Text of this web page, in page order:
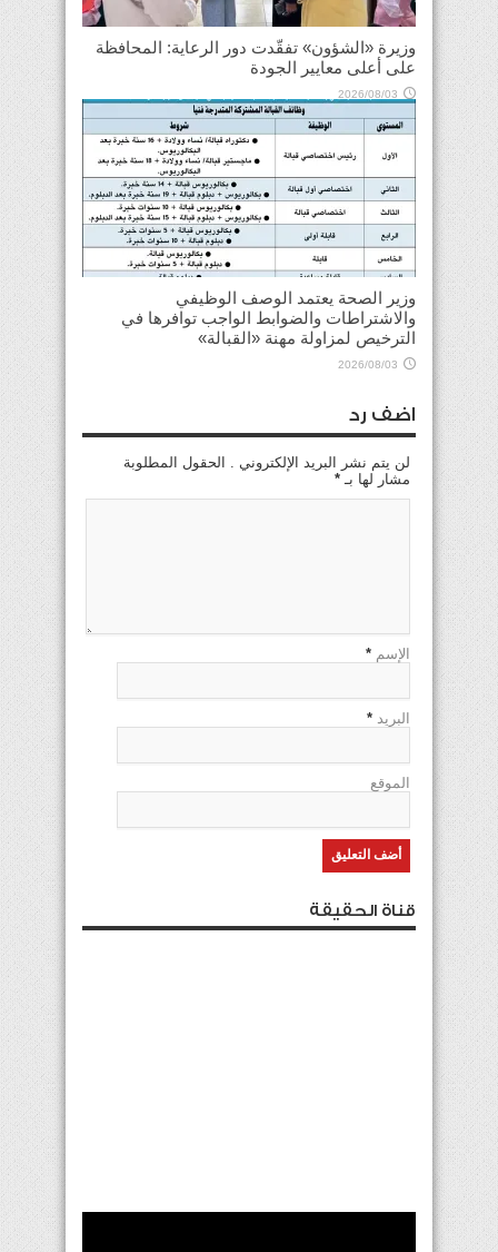
وزيرة «الشؤون» تفقّدت دور الرعاية: المحافظة
على أعلى معايير الجودة
2026/08/03
وزير الصحة يعتمد الوصف الوظيفي
والاشتراطات والضوابط الواجب توافرها في
الترخيص لمزاولة مهنة «القبالة»
2026/08/03
اضف رد
لن يتم نشر البريد الإلكتروني . الحقول المطلوبة
مشار لها بـ *
الإسم *
البريد *
الموقع
قناة الحقيقة